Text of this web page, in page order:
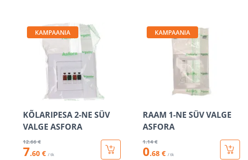
KAMPAANIA
KÕLARIPESA 2-NE SÜV
VALGE ASFORA
12.66 €
7.60 € / tk
KAMPAANIA
RAAM 1-NE SÜV VALGE
ASFORA
1.14 €
0.68 € / tk